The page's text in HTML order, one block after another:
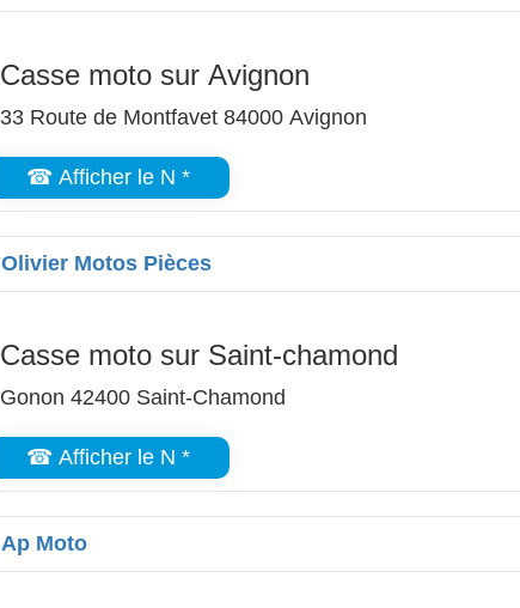
Casse moto sur Avignon
33 Route de Montfavet 84000 Avignon
☎ Afficher le N *
Olivier Motos Pièces
Casse moto sur Saint-chamond
Gonon 42400 Saint-Chamond
☎ Afficher le N *
Ap Moto